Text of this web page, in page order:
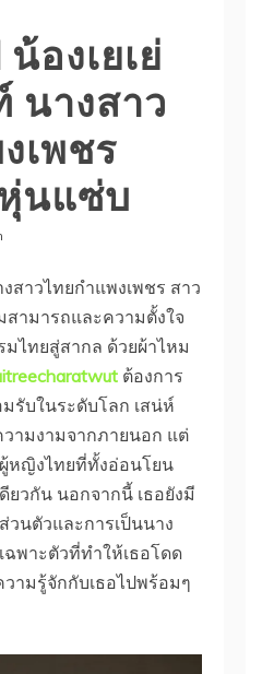
องเยเย่
นางสาว
เพชร
นแซ่บ
สาวไทยกำแพงเพชร สาว
ามารถและความตั้งใจ
ไทยสู่สากล ด้วยผ้าไหม
ต้องการ
รับในระดับโลก เสน่ห์
วามงามจากภายนอก แต่
หญิงไทยที่ทั้งอ่อนโยน
ยวกัน นอกจากนี้ เธอยังมี
นตัวและการเป็นนาง
พาะตัวที่ทำให้เธอโดด
ามรู้จักกับเธอไปพร้อมๆ